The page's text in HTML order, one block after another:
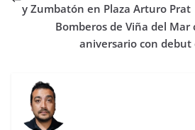
y Zumbatón en Plaza Arturo Prat
Bomberos de Viña del Mar
aniversario con